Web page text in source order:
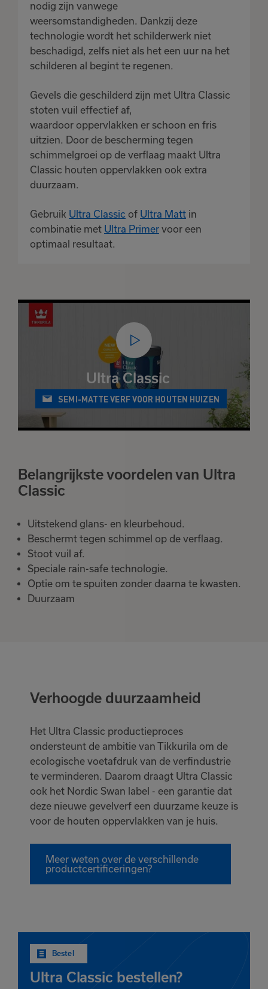
nodig zijn vanwege
weersomstandigheden. Dankzij deze
technologie wordt het schilderwerk niet
beschadigd, zelfs niet als het een uur na het
schilderen al begint te regenen.
Gevels die geschilderd zijn met Ultra Classic
stoten vuil effectief af,
waardoor oppervlakken er schoon en fris
uitzien. Door de bescherming tegen
schimmelgroei op de verflaag maakt Ultra
Classic houten oppervlakken ook extra
duurzaam.
Gebruik Ultra Classic of Ultra Matt in
combinatie met Ultra Primer voor een
optimaal resultaat.
Ultra Classic
SEMI-MATTE VERF VOOR HOUTEN HUIZEN
Belangrijkste voordelen van Ultra
Classic
Uitstekend glans- en kleurbehoud.
Beschermt tegen schimmel op de verflaag.
Stoot vuil af.
Speciale rain-safe technologie.
Optie om te spuiten zonder daarna te kwasten.
Duurzaam
Verhoogde duurzaamheid
Het Ultra Classic productieproces
ondersteunt de ambitie van Tikkurila om de
ecologische voetafdruk van de verfindustrie
te verminderen. Daarom draagt Ultra Classic
ook het Nordic Swan label - een garantie dat
deze nieuwe gevelverf een duurzame keuze is
voor de houten oppervlakken van je huis.
Meer weten over de verschillende
productcertificeringen?
Bestel
Ultra Classic bestellen?
Het product is
toegevoegd
aan je favorieten
Verder winkelen
Bekijk